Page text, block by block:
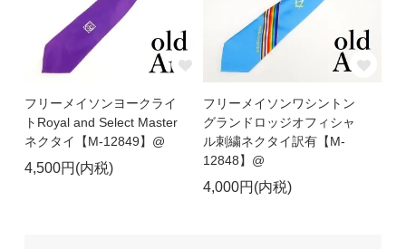
フリーメイソンヨークライ
トRoyal and Select Master
ネクタイ【M-12849】@
4,500円(内税)
フリーメイソンワシントン
グランドロッジオフィシャ
ル刺繍ネクタイ訳有【M-
12848】@
4,000円(内税)